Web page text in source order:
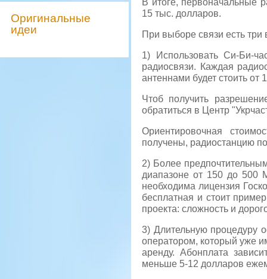
Оригинальные
идеи
В итоге, первоначальные
15 тыс. долларов.
При выборе связи есть три
1) Использовать Си-Би-
радиосвязи. Каждая
антеннами будет стоить от
Чтоб получить
обратиться в Центр
Ориентировочная
получены, радиостанцию
2) Более
диапазоне от 150 до 500
необходима лицензия
бесплатная и стоит
проекта: сложность и
3) Длительную процедуру
оператором, который уже
аренду. Абонплата
меньше 5-12 долларов